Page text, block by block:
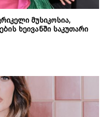
მუსიკოსია,
ხეივანში საკუთარი